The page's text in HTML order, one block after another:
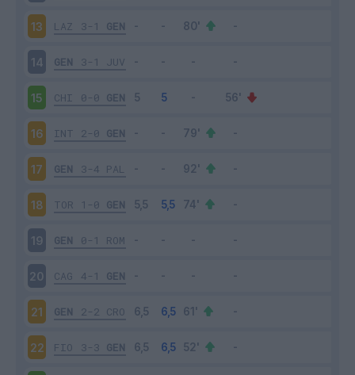
13 LAZ 3-1 GEN
14 GEN 3-1 JUV
15 CHI 0-0 GEN
16 INT 2-0 GEN
17 GEN 3-4 PAL
18 TOR 1-0 GEN
19 GEN 0-1 ROM
20 CAG 4-1 GEN
21 GEN 2-2 CRO
22 FIO 3-3 GEN